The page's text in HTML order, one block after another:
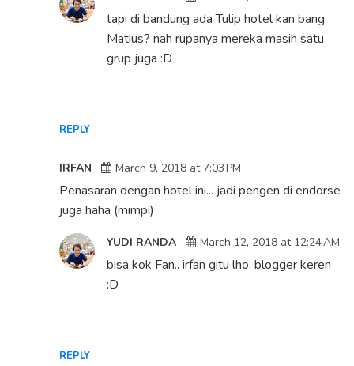
REPLY
tapi di bandung ada Tulip hotel kan bang
Matius? nah rupanya mereka masih satu
grup juga :D
IRFAN March 9, 2018 at 7:03 PM
Penasaran dengan hotel ini... jadi pengen di endorse
juga haha (mimpi)
REPLY
YUDI RANDA March 12, 2018 at 12:24 AM
bisa kok Fan.. irfan gitu lho, blogger keren
:D